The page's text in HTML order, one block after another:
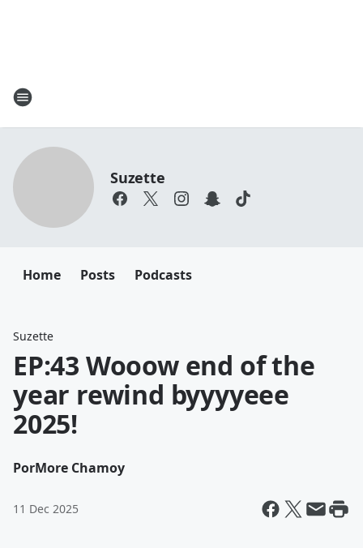
Suzette
Home Posts Podcasts
Suzette
EP:43 Wooow end of the
year rewind byyyyeee
2025!
PorMore Chamoy
11 Dec 2025